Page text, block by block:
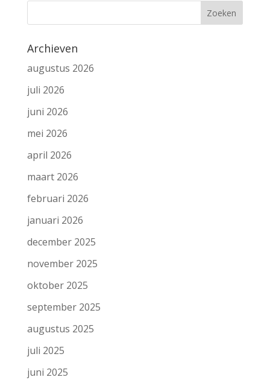
Archieven
augustus 2026
juli 2026
juni 2026
mei 2026
april 2026
maart 2026
februari 2026
januari 2026
december 2025
november 2025
oktober 2025
september 2025
augustus 2025
juli 2025
juni 2025